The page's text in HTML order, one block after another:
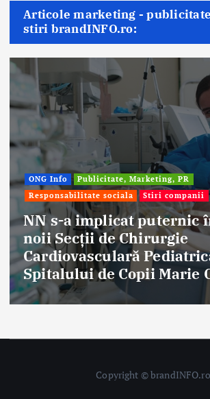
Articole marketing -
stiri brandINFO.ro:
ONG Info
Publicitate, Marketing, PR
Responsabilitate sociala
Stiri companii
NN s-a implicat puternic
noii Secții de Chirurgie
Cardiovasculară
Spitalului de Copii Marie
Copyright © brandINFO.ro